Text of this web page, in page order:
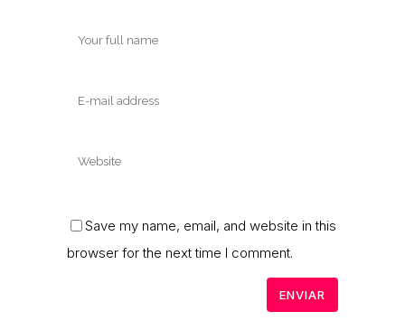
Save my name, email, and website in this
browser for the next time I comment.